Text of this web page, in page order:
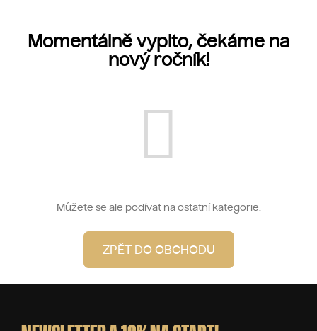
Momentálně vypito, čekáme na
nový ročník!
Můžete se ale podívat na ostatní kategorie.
ZPĚT DO OBCHODU